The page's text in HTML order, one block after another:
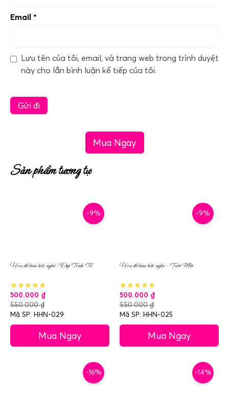
Email *
Lưu tên của tôi, email, và trang web trong trình duyệt
này cho lần bình luận kế tiếp của tôi.
Mua Ngay
Sản phẩm tương tự
-9%
Hoa để bàn hội nghị – Đẹp Tinh Tế
500.000 ₫
550.000₫
Mã SP: HHN-029
Mua Ngay
-9%
Hoa để bàn hội nghị – Tươi Mới
500.000 ₫
550.000₫
Mã SP: HHN-025
Mua Ngay
-16% -14%